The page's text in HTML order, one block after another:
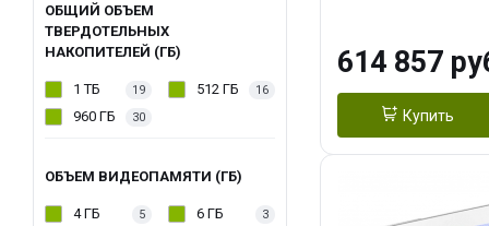
ОБЩИЙ ОБЪЕМ
ТВЕРДОТЕЛЬНЫХ
НАКОПИТЕЛЕЙ (ГБ)
1 ТБ 19 512 ГБ 16
960 ГБ 30
ОБЪЕМ ВИДЕОПАМЯТИ (ГБ)
4 ГБ 5 6 ГБ 3
Turbo/ 1 ТБ
614 857
Купить